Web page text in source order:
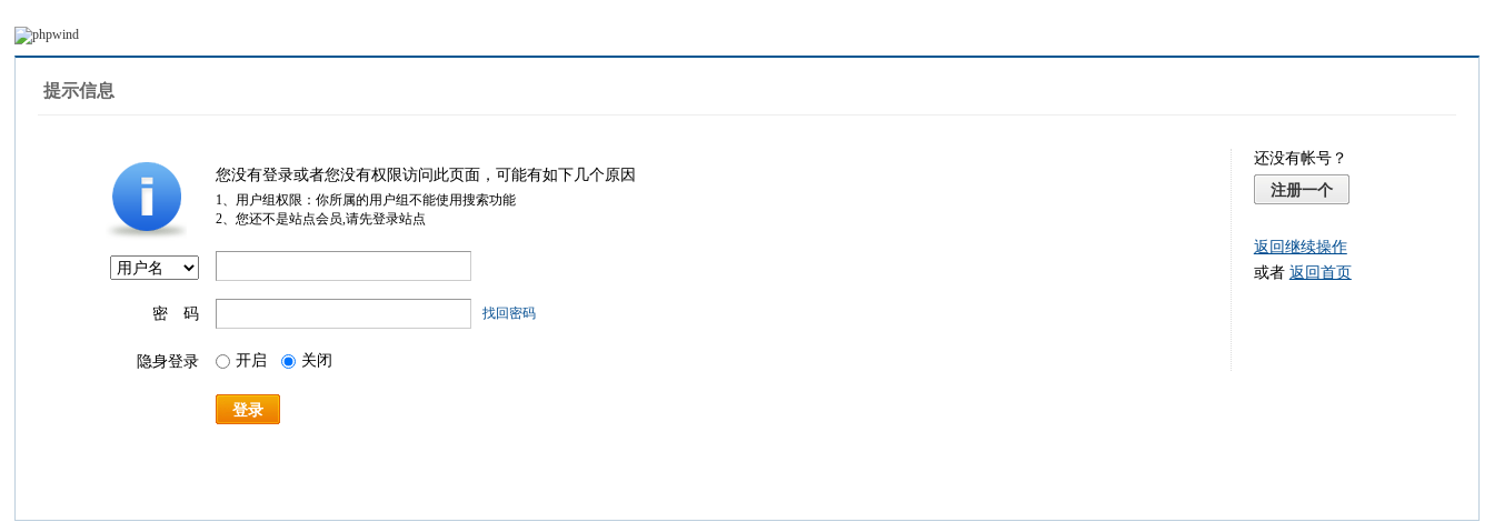
提示信息
您没有登录或者您没有权限访问此页面，可能有如下几个原因
1、用户组权限：你所属的用户组不能使用搜索功能
2、您还不是站点会员,请先登录站点
密 码 找回密码
隐身登录 开启 关闭
登录
还没有帐号？
注册一个
返回继续操作
或者 返回首页